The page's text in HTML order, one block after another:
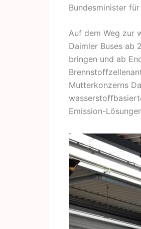
Bundesminister
Auf dem Weg zur
Daimler Buses ab
bringen und ab
Mutterkonzerns
Emission-